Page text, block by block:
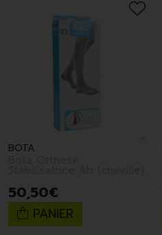
BOTA
50,50€
PANIER